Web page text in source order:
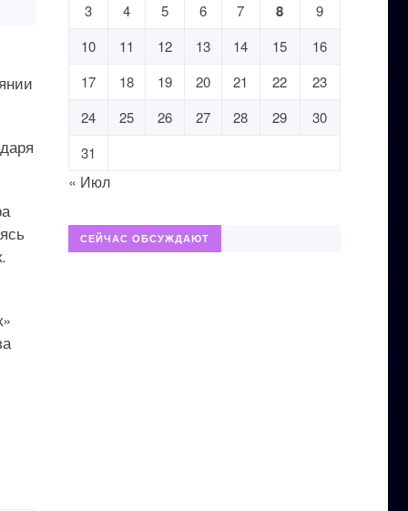
3
4 5 6 7 8
9
10
11 12 13 14 15
16
17
18 19 20 21 22
23
24
25 26 27 28 29
30
31
« Июл
СЕЙЧАС ОБСУЖДАЮТ